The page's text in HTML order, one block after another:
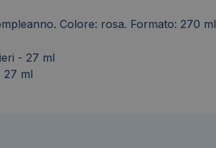
Colore: rosa. Formato: 270
- 27 ml
27 ml